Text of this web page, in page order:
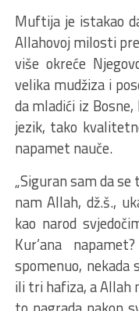
Muftija je istakao
Allahovoj milosti
više okreće
velika mudžiza i
da mladići iz
jezik, tako
napamet nauče.
„Siguran sam da
nam Allah, dž.š.,
kao narod
Kur’ana
spomenuo, nekada
ili tri hafiza, a Allah